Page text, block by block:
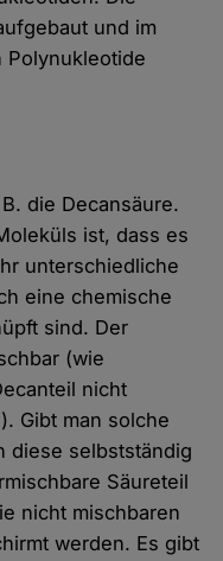
und im
Polynukleotide
die Decansäure.
ist, dass es
unterschiedliche
eine chemische
sind. Der
(wie
nicht
Gibt man solche
diese selbstständig
Säureteil
nicht mischbaren
werden. Es gibt